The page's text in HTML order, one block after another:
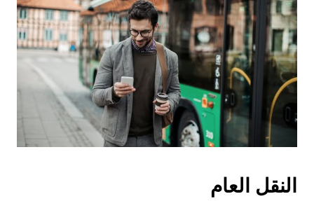
النقل العام